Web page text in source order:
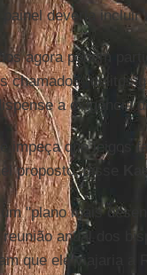
deveria incluir
agora podem
chamados "delitos
a exigência
impeça que leigos
proposto, disse
"plano mais
anual dos
que ele viajaria a